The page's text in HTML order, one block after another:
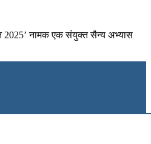
2025’ नामक एक संयुक्त सैन्य अभ्यास